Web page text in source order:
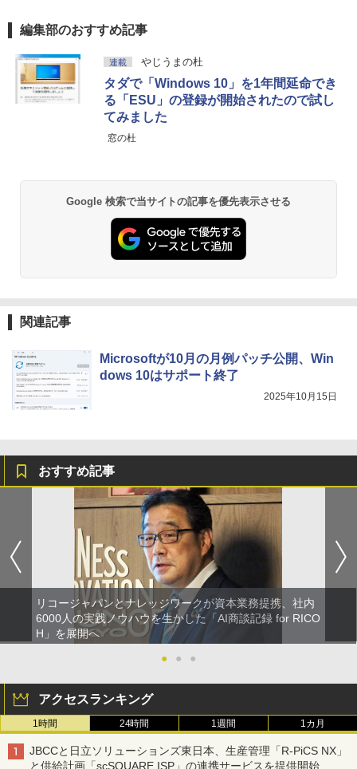
編集部のおすすめ記事
連載 やじうまの杜
タダで「Windows 10」を1年間延命でき
る「ESU」の登録が開始されたので試し
てみました
窓の杜
Google 検索で当サイトの記事を優先表示させる
関連記事
Microsoftが10月の月例パッチ公開、Win
dows 10はサポート終了
2025年10月15日
おすすめ記事
リコージャパンとナレッジワークが資本業務提携、社内
6000人の実践ノウハウを生かした「AI商談記録 for RICO
H」を展開へ
●
● ●
アクセスランキング
1時間 24時間 1週間 1カ月
JBCCと日立ソリューションズ東日本、生産管理「R-PiCS NX」
と供給計画「scSQUARE ISP」の連携サービスを提供開始